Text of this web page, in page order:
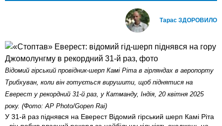
Тарас ЗДОРОВИЛО
Відомий гірський провідник-шерп Камі Ріта в гірляндах в аеропорту
Трибхуван, коли він готується вирушити, щоб піднятися на
Еверест у рекордний 31-й раз, у Катманду, Індія, 20 квітня 2025
року. (Фото: AP Photo/Gopen Rai)
У 31-й раз піднявся на Еверест Відомий гірський шерп Камі Ріта